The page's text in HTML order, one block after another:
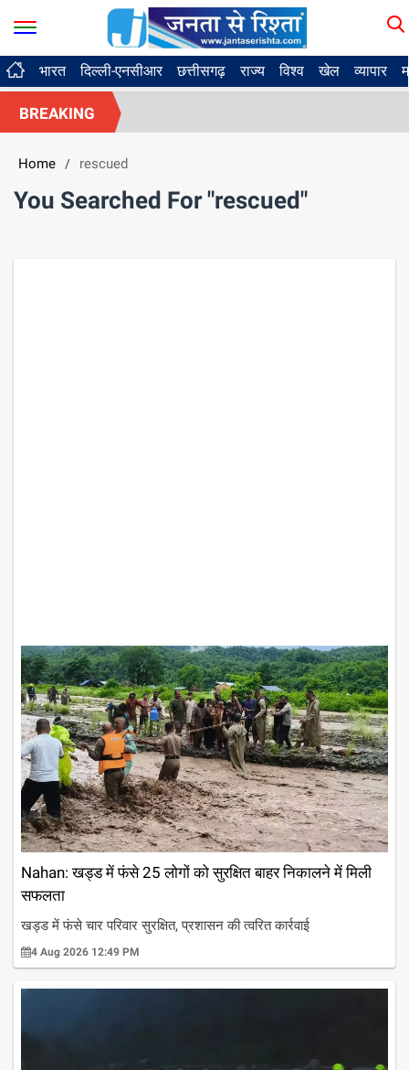
भारत दिल्ली-एनसीआर छत्तीसगढ़ राज्य विश्व खेल व्यापार
BREAKING
Home / rescued
You Searched For "rescued"
Nahan: खड्ड में फंसे 25 लोगों को सुरक्षित बाहर निकालने में मिली
सफलता
खड्ड में फंसे चार परिवार सुरक्षित, प्रशासन की त्वरित कार्रवाई
4 Aug 2026 12:49 PM